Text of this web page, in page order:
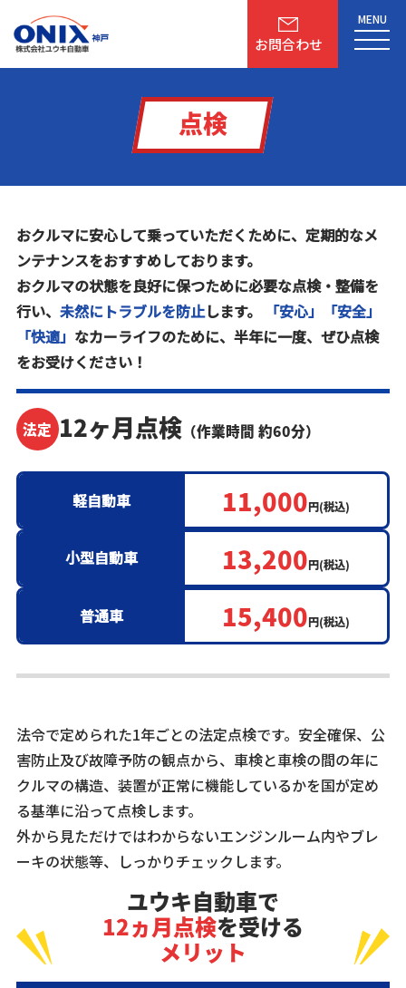
お問合わせ
MENU
点検
おクルマに安心して乗っていただくために、定期的なメ
ンテナンスをおすすめしております。
おクルマの状態を良好に保つために必要な点検・整備を
行い、 未然にトラブルを防止します。
「安心」「安全」
「快適」 なカーライフのために、 半年に一度、ぜひ点検
をお受けください！
法定 12ヶ月点検 （作業時間 約60分）
軽⾃動⾞ 11,000円(税込)
小型自動車 13,200円(税込)
普通車 15,400円(税込)
法令で定められた1年ごとの法定点検です。安全確保、公
害防止及び故障予防の観点から、車検と車検の間の年に
クルマの構造、装置が正常に機能しているかを国が定め
る基準に沿って点検します。
外から見ただけではわからないエンジンルーム内やブレ
ーキの状態等、しっかりチェックします。
ユウキ自動車で
12ヵ月点検を受ける
メリット